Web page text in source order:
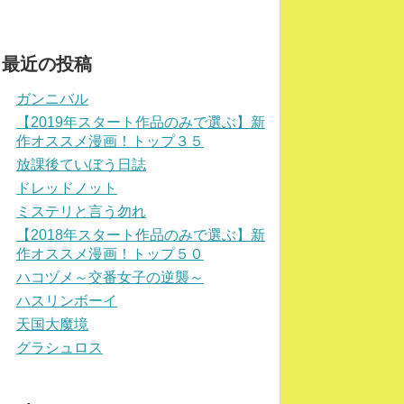
最近の投稿
ガンニバル
【2019年スタート作品のみで選ぶ】新
作オススメ漫画！トップ３５
放課後ていぼう日誌
ドレッドノット
ミステリと言う勿れ
【2018年スタート作品のみで選ぶ】新
作オススメ漫画！トップ５０
ハコヅメ～交番女子の逆襲～
ハスリンボーイ
天国大魔境
グラシュロス